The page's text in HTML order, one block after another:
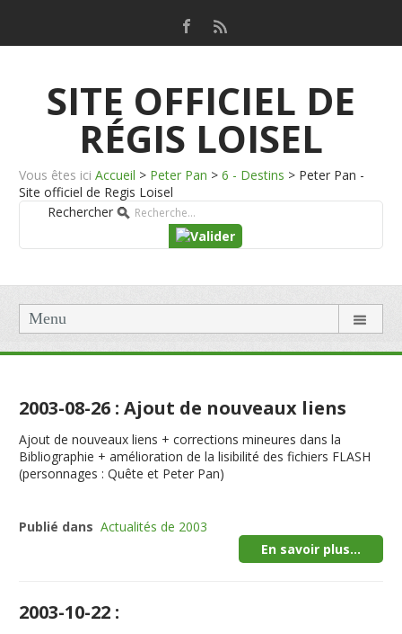
SITE OFFICIEL DE
RÉGIS LOISEL
Vous êtes ici Accueil > Peter Pan > 6 - Destins > Peter Pan -
Site officiel de Regis Loisel
Rechercher
Menu
2003-08-26 : Ajout de nouveaux liens
Ajout de nouveaux liens + corrections mineures dans la
Bibliographie + amélioration de la lisibilité des fichiers FLASH
(personnages : Quête et Peter Pan)
Publié dans Actualités de 2003
En savoir plus...
2003-10-22 :